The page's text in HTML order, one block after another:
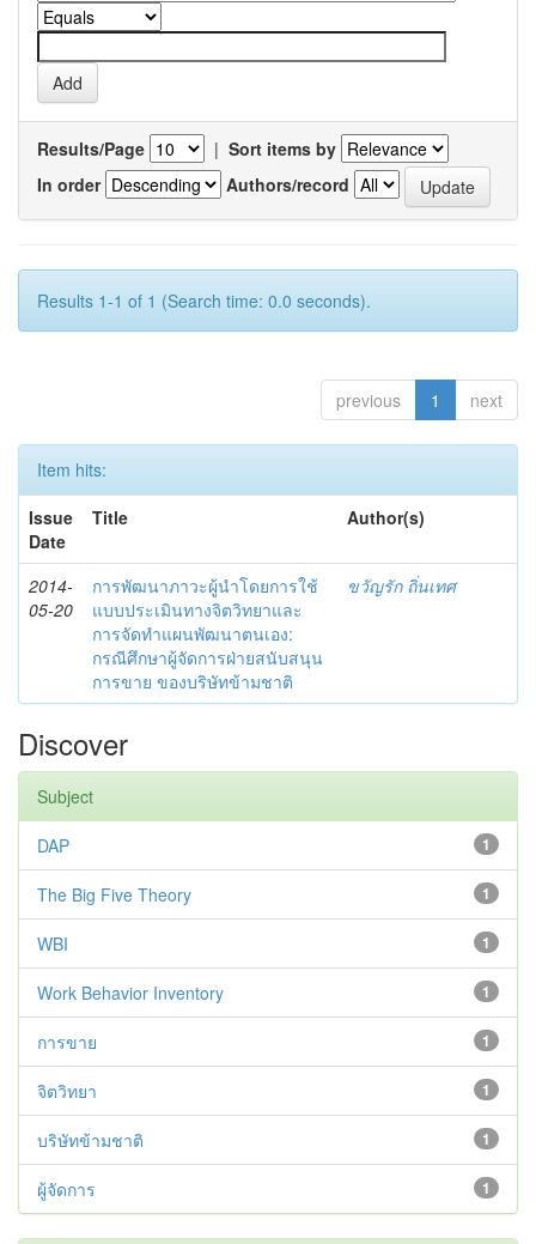
Results/Page | Sort items by
In order
Authors/record
Results 1-1 of 1 (Search time: 0.0 seconds).
previous 1 next
Item hits:
Issue
Date
Title Author(s)
2014-
05-20
การพัฒนาภาวะผู้นำโดยการใช้
แบบประเมินทางจิตวิทยาและ
การจัดทำแผนพัฒนาตนเอง:
กรณีศึกษาผู้จัดการฝ่ายสนับสนุน
การขาย ของบริษัทข้ามชาติ
ขวัญรัก ถิ่นเทศ
Discover
Subject
1
DAP
1
The Big Five Theory
1
WBI
1
Work Behavior Inventory
1
การขาย
1
จิตวิทยา
1
บริษัทข้ามชาติ
1
ผู้จัดการ